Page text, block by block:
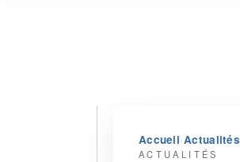
Accueil›Actualités
ACTUALITÉS